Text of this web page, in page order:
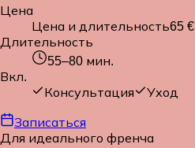
Цена
Цена и длительность65 €
Длительность
55–80 мин.
Вкл.
Консультация
Уход
Записаться
Для идеального френча